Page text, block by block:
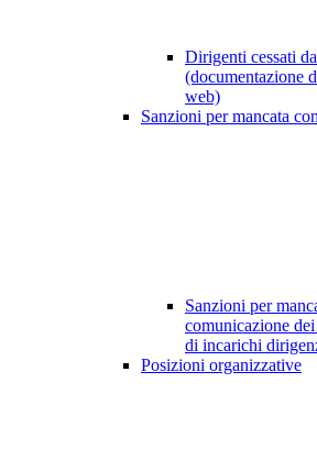
Dirigenti cessati
(documentazione
web)
Sanzioni per mancata
Sanzioni per
comunicazione
di incarichi
Posizioni organizzative